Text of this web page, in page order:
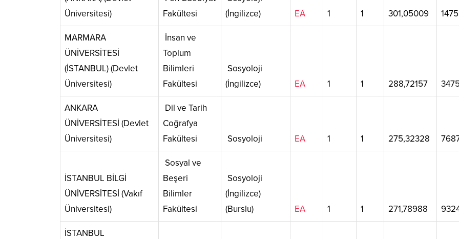
Üniversitesi)
Fakültesi
(İngilizce)
EA 1 1 301,05009 1475
MARMARA
ÜNİVERSİTESİ
(İSTANBUL) (Devlet
Üniversitesi)
İnsan ve
Toplum
Bilimleri
Fakültesi
Sosyoloji
(İngilizce)
EA 1 1 288,72157 3475
ANKARA
ÜNİVERSİTESİ (Devlet
Üniversitesi)
Dil ve Tarih
Coğrafya
Fakültesi
Sosyoloji EA 1 1 275,32328
İSTANBUL BİLGİ
ÜNİVERSİTESİ (Vakıf
Üniversitesi)
Sosyal ve
Beşeri
Bilimler
Fakültesi
Sosyoloji
(İngilizce)
(Burslu)
EA 1 1 271,78988
İSTANBUL